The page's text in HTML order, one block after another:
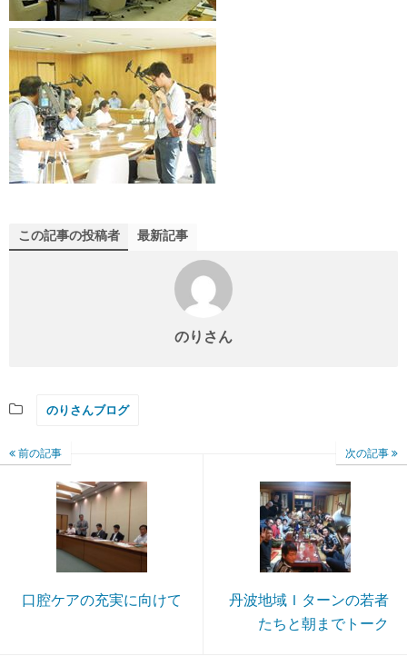
この記事の投稿者 最新記事
のりさん
のりさんブログ
前の記事
口腔ケアの充実に向けて
次の記事
丹波地域Ｉターンの若者
たちと朝までトーク